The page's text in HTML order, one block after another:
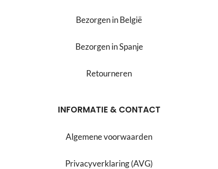
Bezorgen in België
Bezorgen in Spanje
Retourneren
INFORMATIE & CONTACT
Algemene voorwaarden
Privacyverklaring (AVG)